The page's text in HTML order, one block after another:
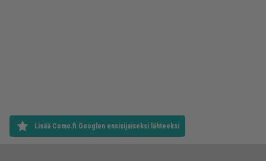
Lisää Como.fi Googlen ensisijaiseksi lähteeksi